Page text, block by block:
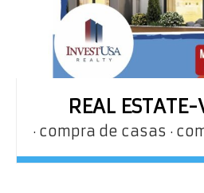
REAL
compra de casas